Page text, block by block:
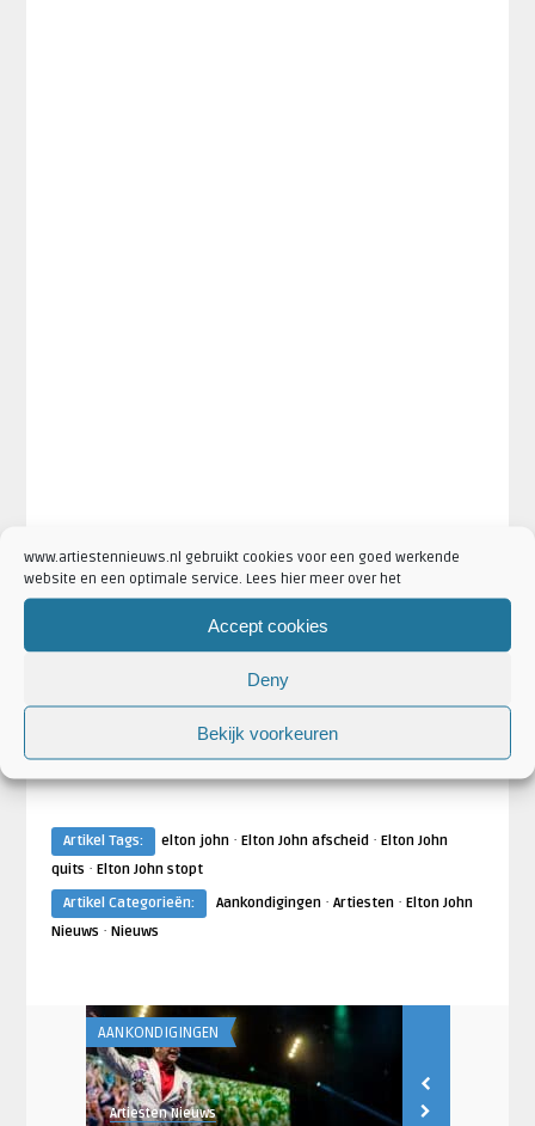
www.artiestennieuws.nl gebruikt cookies voor een goed werkende
website en een optimale service. Lees hier meer over het
Accept cookies
Deny
Bekijk voorkeuren
Artikel Tags: elton john· Elton John afscheid· Elton John
quits · Elton John stopt
Artikel Categorieën:
Aankondigingen· Artiesten· Elton John
Nieuws · Nieuws
AANKONDIGINGEN
Artiesten Nieuws